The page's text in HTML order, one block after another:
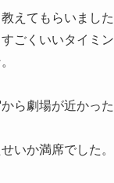
えてもらいました
ごくいいタイミン
ら劇場が近かっ
いか満席でした。